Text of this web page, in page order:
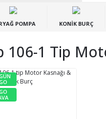
POMPA KONİK BURÇ
106-1 Tip